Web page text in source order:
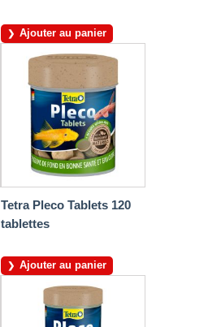
Ajouter au panier
Tetra Pleco Tablets 120
tablettes
Ajouter au panier